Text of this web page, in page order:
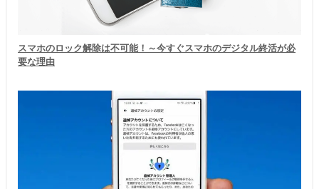
スマホのロック解除は不可能！～今すぐスマホのデジタル終活が必
要な理由